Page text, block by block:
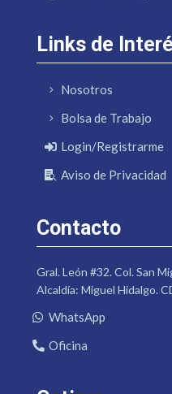
Links de
Nosotros
Bolsa de Trabajo
Login/Registrarme
Aviso de Privacidad
Contacto
Gral. León #32. Col. San
Alcaldía: Miguel Hidalgo.
WhatsApp
Oficina